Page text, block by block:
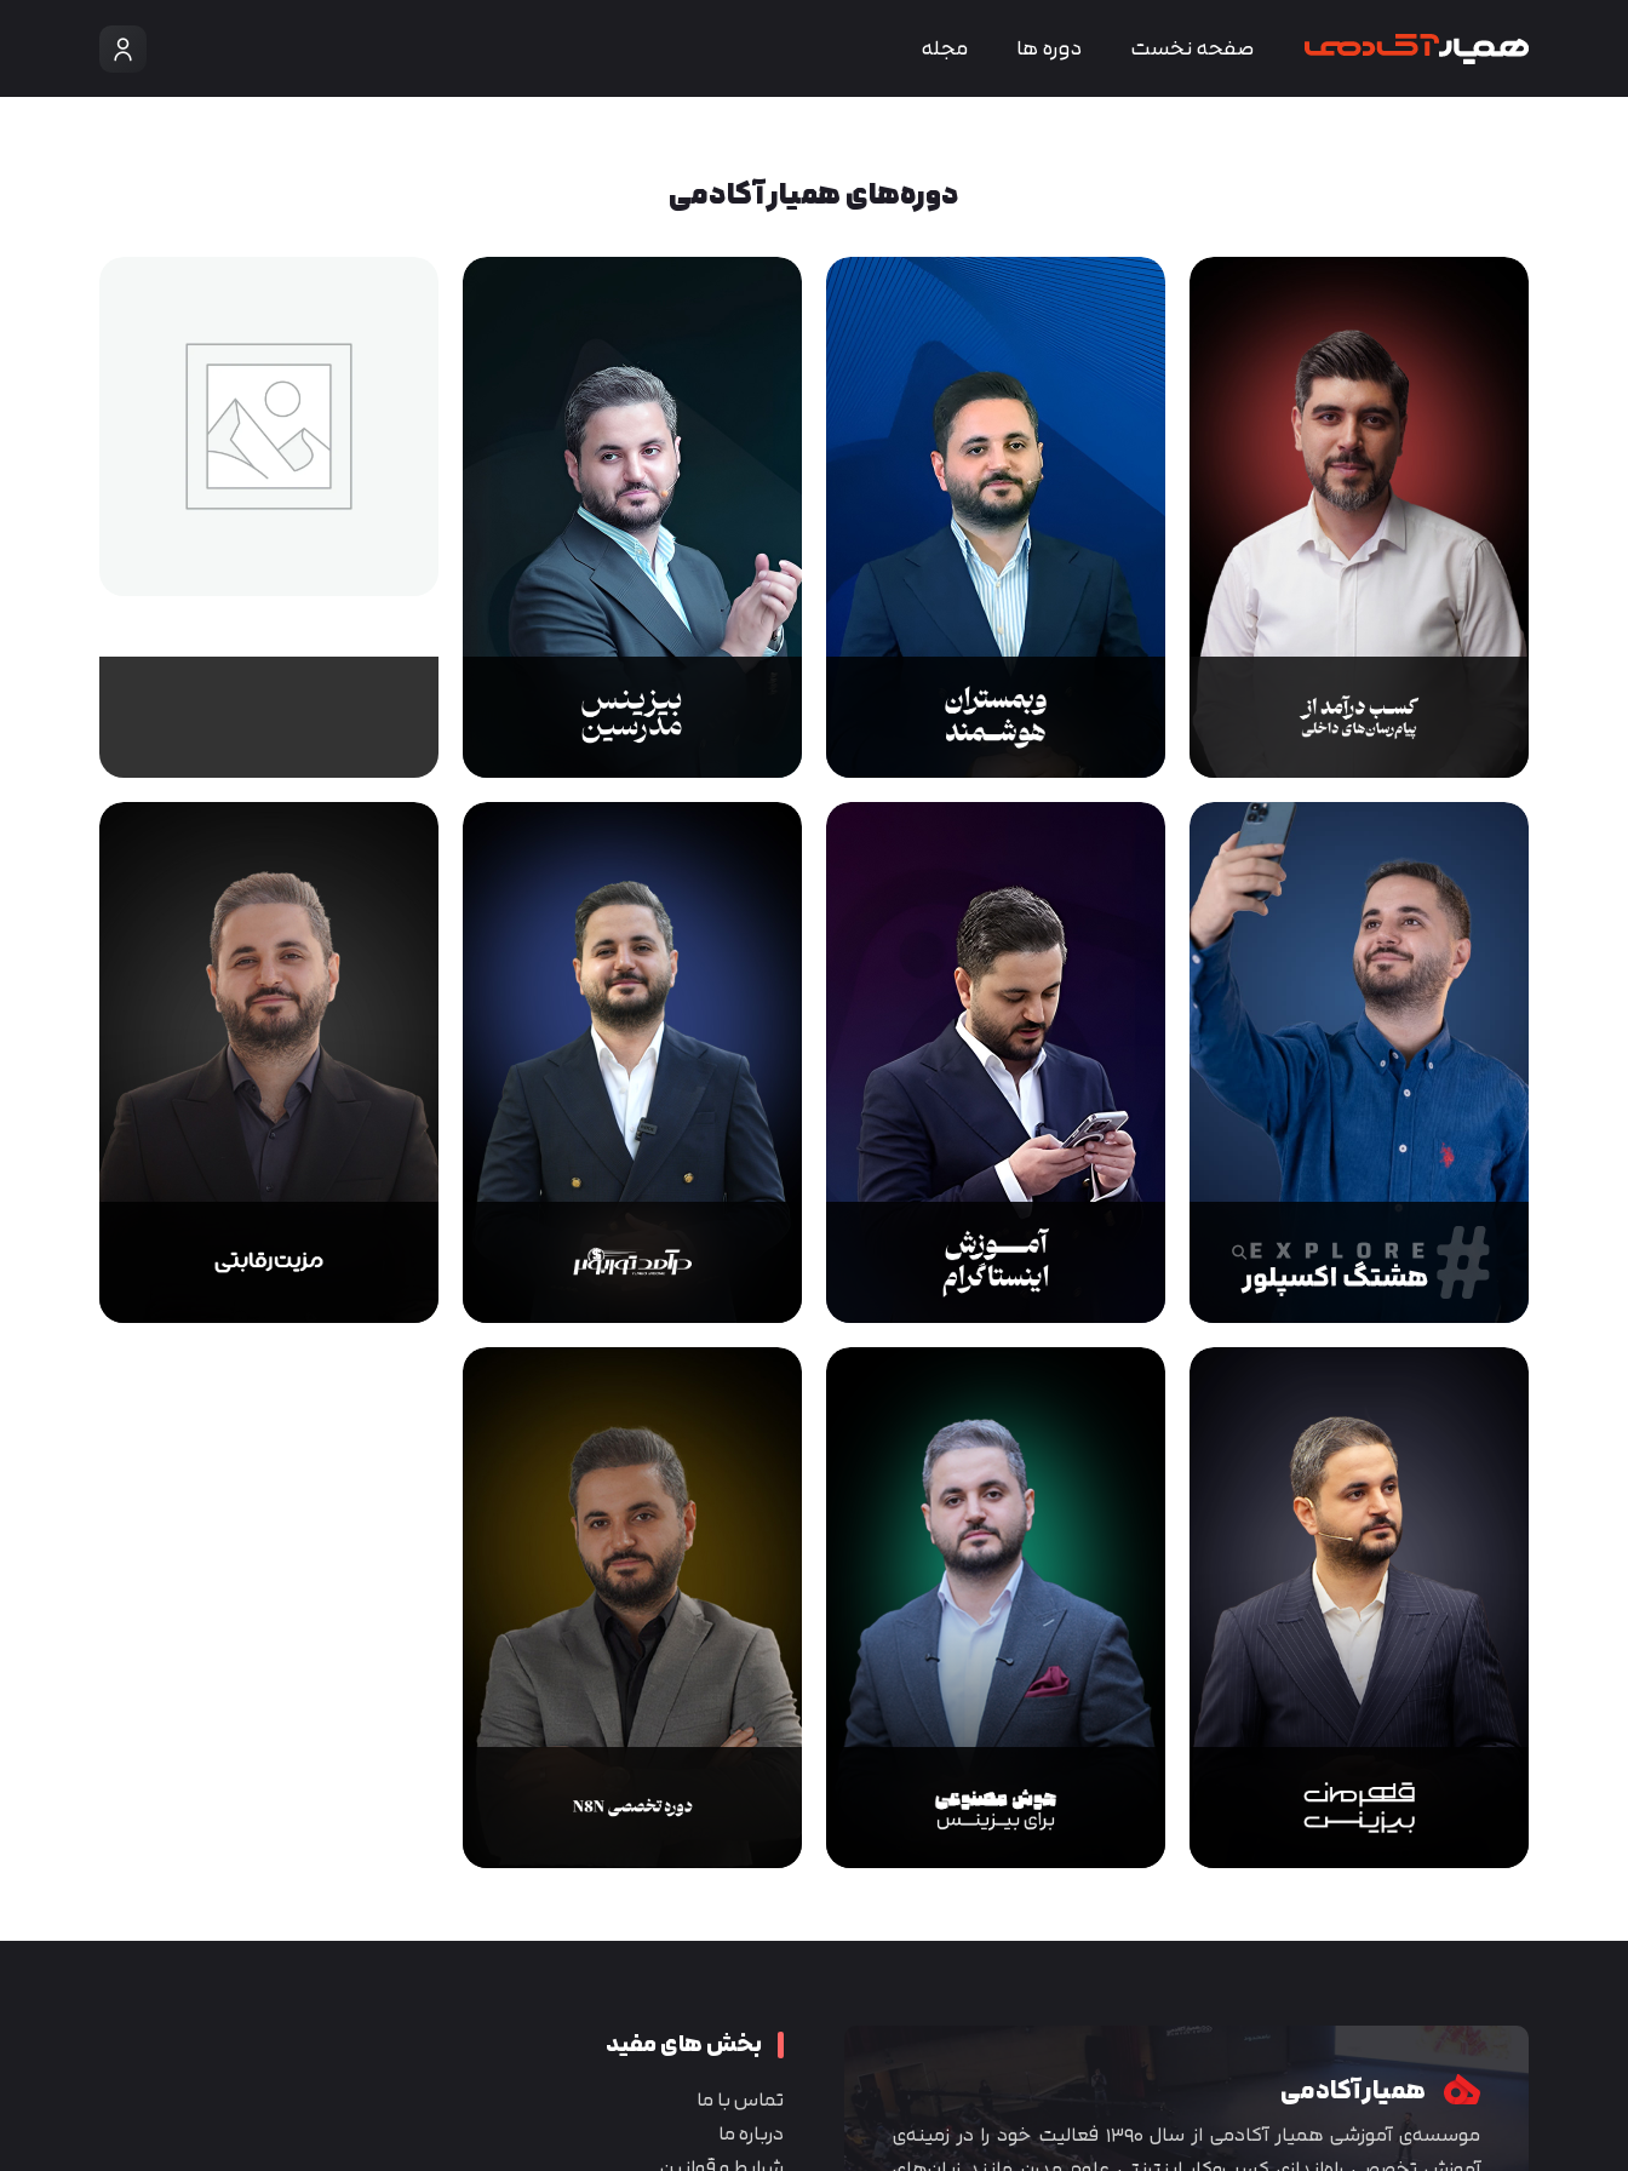
صفحه نخست دوره ها مجله
دوره‌های همیار آکادمی
همیار آکادمی
موسسه‌ی آموزشی همیار آکادمی از سال ۱۳۹۰ فعالیت خود را در زمینه‌ی
بخش های مفید
تماس با ما
درباره ما
تایید کد
دریافت مجدد کد: 00:59